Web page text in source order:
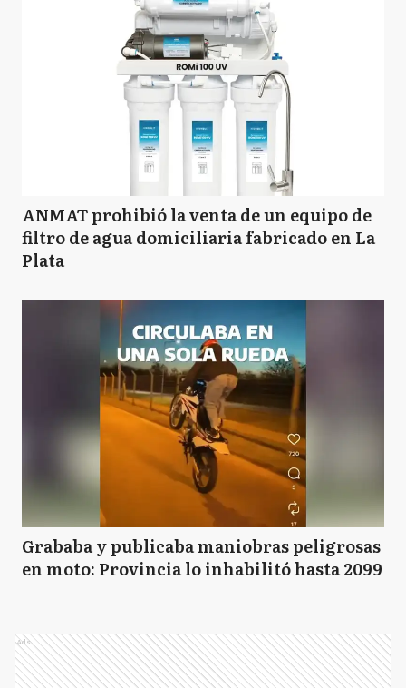
ANMAT prohibió la venta de un equipo de
filtro de agua domiciliaria fabricado en La
Plata
Grababa y publicaba maniobras peligrosas
en moto: Provincia lo inhabilitó hasta 2099
Ads